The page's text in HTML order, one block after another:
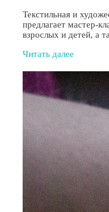
Текстильная и
предлагает мастер-
взрослых и детей, а
Читать далее